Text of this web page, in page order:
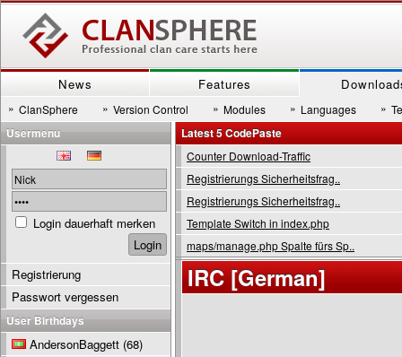
News Features
» ClanSphere » Version Control » Modules » Languages »
Latest 5 CodePaste
Counter Download-Traffic
Registrierungs Sicherheitsfrag..
Registrierungs Sicherheitsfrag..
Template Switch in index.php
maps/manage.php Spalte fürs Sp..
IRC [German]
Usermenu
Login dauerhaft merken
Registrierung
Passwort vergessen
User Birthdays
AndersonBaggett (68)